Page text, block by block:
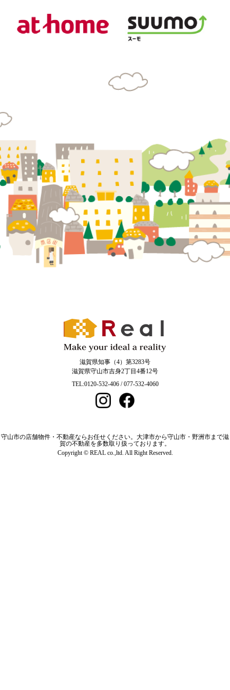
滋賀県知事（4）第3283号
滋賀県守山市吉身2丁目4番12号
TEL:0120-532-406 / 077-532-4060
守山市の店舗物件・不動産ならお任せください。大津市から守山市・野洲市まで滋
賀の不動産を多数取り扱っております。
Copyright © REAL co.,ltd. All Right Reserved.